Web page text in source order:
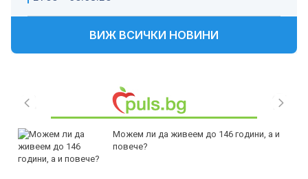
ВИЖ ВСИЧКИ НОВИНИ
Можем ли да живеем до 146 години, а и
повече?